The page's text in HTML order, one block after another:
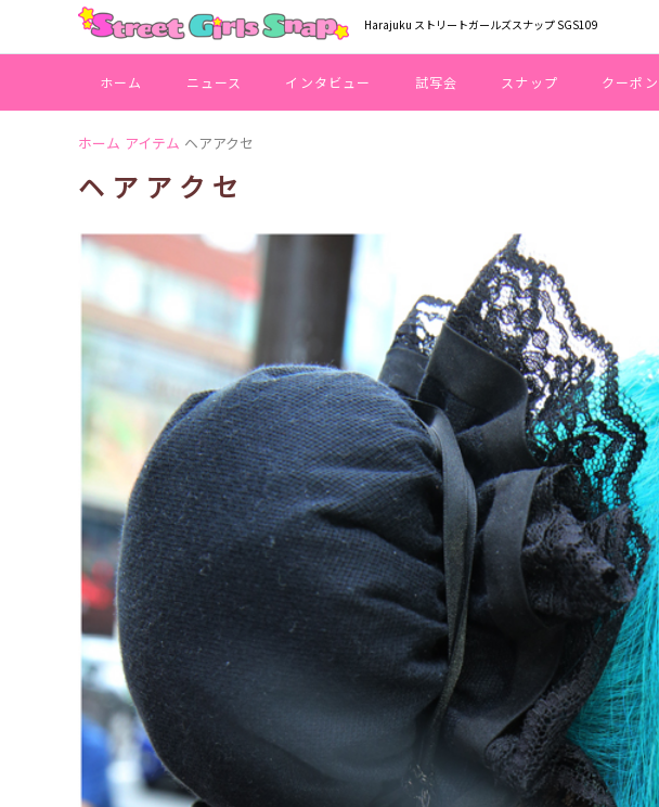
Harajuku ストリートガールズスナップ SGS109
ホーム ニュース インタビュー 試写会 スナップ クーポン
ホーム アイテム ヘアアクセ
ヘアアクセ